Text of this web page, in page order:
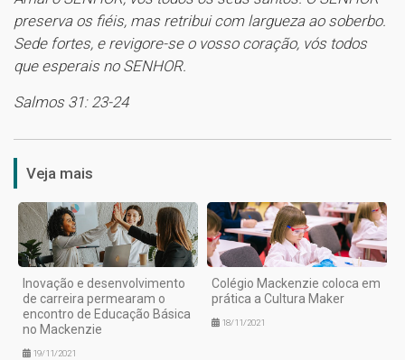
preserva os fiéis, mas retribui com largueza ao soberbo.
Sede fortes, e revigore-se o vosso coração, vós todos
que esperais no SENHOR.
Salmos 31: 23-24
Veja mais
Inovação e desenvolvimento
de carreira permearam o
encontro de Educação Básica
no Mackenzie
19/11/2021
Colégio Mackenzie coloca em
prática a Cultura Maker
18/11/2021